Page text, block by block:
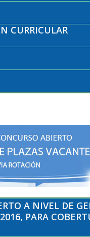
CURRICULAR
A NIVEL DE
PARA